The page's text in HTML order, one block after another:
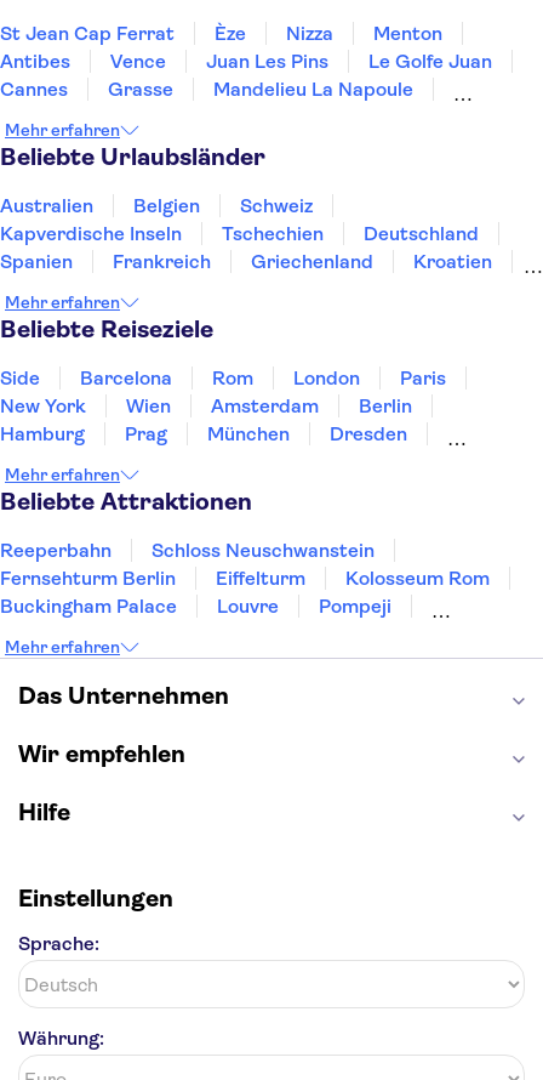
St Jean Cap Ferrat Èze Nizza
Menton
Antibes
Vence Juan Les Pins
Le Golfe Juan
Cannes
Grasse
Mandelieu La Napoule
Mehr erfahren
Beliebte Urlaubsländer
Australien Belgien
Schweiz
Kapverdische Inseln
Tschechien
Deutschland
Spanien
Frankreich Griechenland
Kroatien
Norwegen
Polen
Mehr erfahren
Beliebte Reiseziele
Side Barcelona Rom London
Paris
New York
Wien Amsterdam
Berlin
Hamburg
Prag München
Dresden
Stuttgart
Bremen
Mehr erfahren
Beliebte Attraktionen
Reeperbahn
Schloss Neuschwanstein
Fernsehturm Berlin
Eiffelturm
Kolosseum Rom
Buckingham Palace
Louvre
Pompeji
Moulin Rouge
Burj Khalifa
Keukenhof
London Eye
Elbphilharmonie
Mehr erfahren
Das Unternehmen
Wir empfehlen
Hilfe
Einstellungen
Sprache:
Währung: